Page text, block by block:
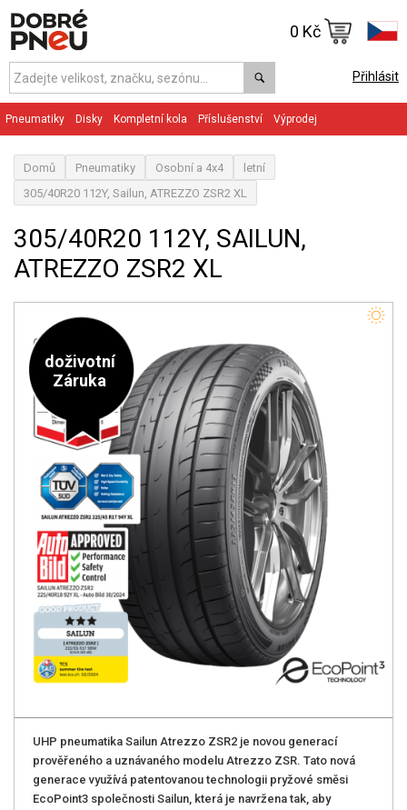
Přihlásit
0 Kč
Pneumatiky Disky Kompletní kola Příslušenství Výprodej
Domů Pneumatiky Osobní a 4x4
letní
305/40R20 112Y, Sailun, ATREZZO ZSR2 XL
305/40R20 112Y, SAILUN,
ATREZZO ZSR2 XL
doživotní
Záruka
UHP pneumatika Sailun Atrezzo ZSR2 je novou generací
prověřeného a uznávaného modelu Atrezzo ZSR. Tato nová
generace využívá patentovanou technologii pryžové směsi
EcoPoint3 společnosti Sailun, která je navržena tak, aby